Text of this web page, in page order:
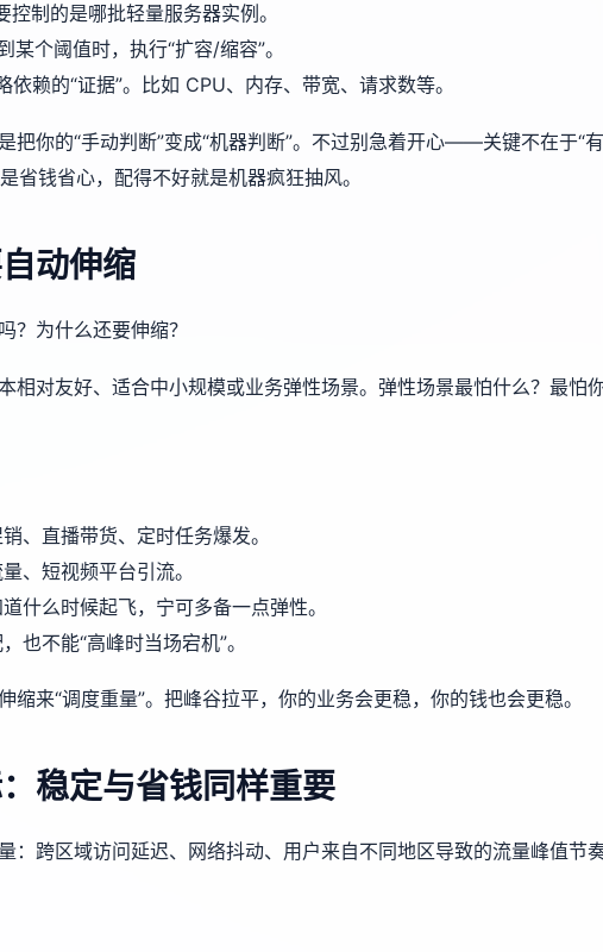
控制的是哪批轻量服务器实例。
某个阈值时，执行“扩容/缩容”。
依赖的“证据”。比如 CPU、内存、带宽、请求数等。
把你的“手动判断”变成“机器判断”。不过别急着开心——关键不在于“有
省钱省心，配得不好就是机器疯狂抽风。
动伸缩
？为什么还要伸缩？
相对友好、适合中小规模或业务弹性场景。弹性场景最怕什么？最怕
、直播带货、定时任务爆发。
、短视频平台引流。
什么时候起飞，宁可多备一点弹性。
也不能“高峰时当场宕机”。
来“调度重量”。把峰谷拉平，你的业务会更稳，你的钱也会更稳。
稳定与省钱同样重要
：跨区域访问延迟、网络抖动、用户来自不同地区导致的流量峰值节